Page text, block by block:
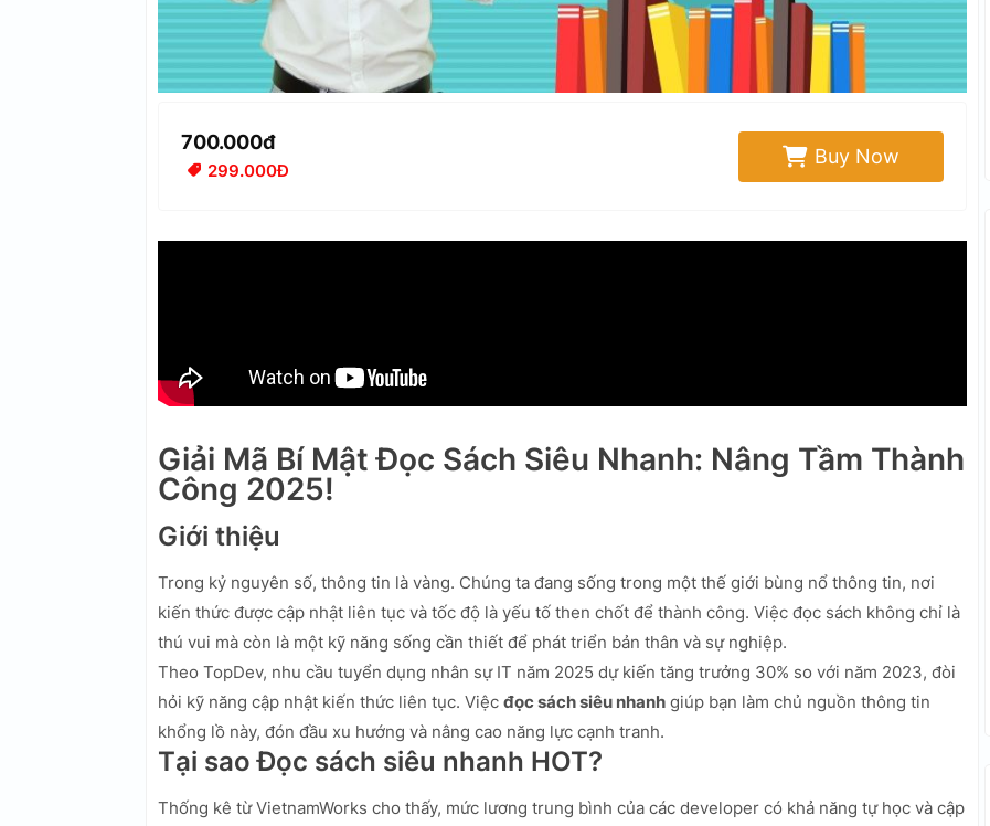
700.000đ
299.000Đ
Buy Now
Giải Mã Bí Mật Đọc Sách Siêu Nhanh: Nâng Tầm Thành
Công 2025!
Giới thiệu
Trong kỷ nguyên số, thông tin là vàng. Chúng ta đang sống trong một thế giới bùng nổ thông tin, nơi
kiến thức được cập nhật liên tục và tốc độ là yếu tố then chốt để thành công. Việc đọc sách không chỉ là
thú vui mà còn là một kỹ năng sống cần thiết để phát triển bản thân và sự nghiệp.
Theo TopDev, nhu cầu tuyển dụng nhân sự IT năm 2025 dự kiến tăng trưởng 30% so với năm 2023, đòi
hỏi kỹ năng cập nhật kiến thức liên tục. Việc đọc sách siêu nhanh giúp bạn làm chủ nguồn thông tin
khổng lồ này, đón đầu xu hướng và nâng cao năng lực cạnh tranh.
Tại sao Đọc sách siêu nhanh HOT?
Thống kê từ VietnamWorks cho thấy, mức lương trung bình của các developer có khả năng tự học và cập